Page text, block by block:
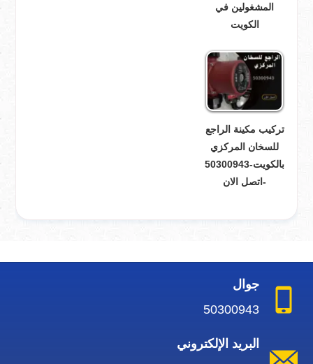
المشغولين في
الكويت
تركيب مكينة الراجع
للسخان المركزي
بالكويت-50300943
-اتصل الان
جوال
50300943
البريد الإلكتروني